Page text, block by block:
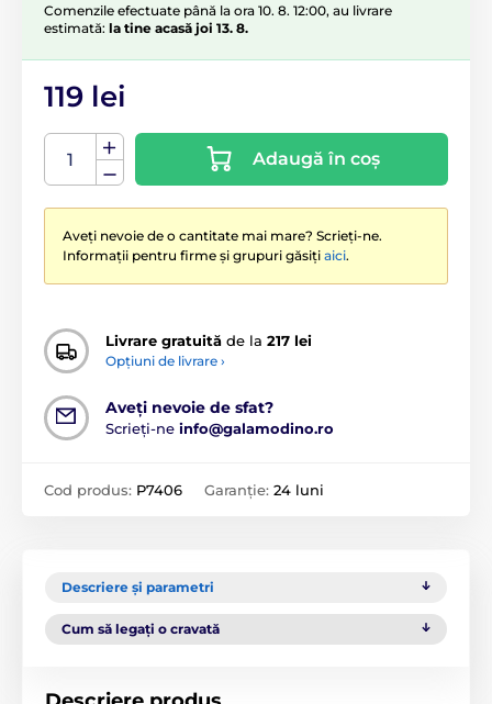
Comenzile efectuate până la ora 10. 8. 12:00, au livrare
estimată: la tine acasă joi 13. 8.
119 lei
Adaugă în coș
Aveți nevoie de o cantitate mai mare? Scrieți-ne.
Informații pentru firme și grupuri găsiți aici.
Livrare gratuită de la 217 lei
Opțiuni de livrare ›
Aveți nevoie de sfat?
Scrieți-ne info@galamodino.ro
Cod produs: P7406 Garanție: 24 luni
Descriere și parametri
Cum să legați o cravată